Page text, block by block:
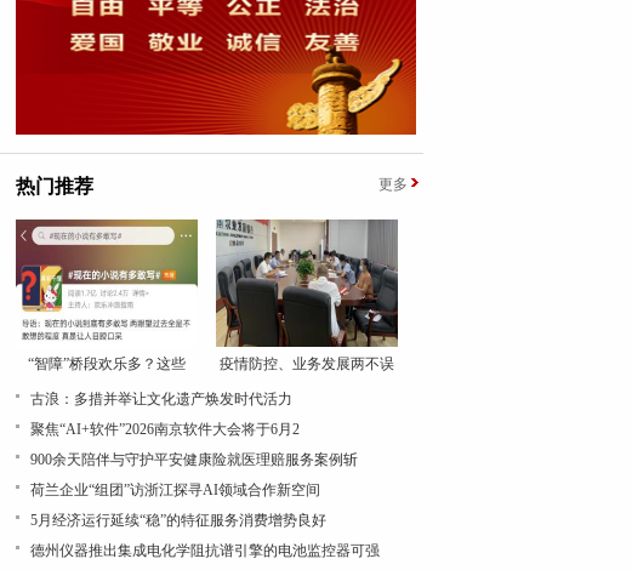
热门推荐 更多
“智障”桥段欢乐多？这些 疫情防控、业务发展两不误
古浪：多措并举让文化遗产焕发时代活力
聚焦“AI+软件”2026南京软件大会将于6月2
900余天陪伴与守护平安健康险就医理赔服务案例斩
荷兰企业“组团”访浙江探寻AI领域合作新空间
5月经济运行延续“稳”的特征服务消费增势良好
德州仪器推出集成电化学阻抗谱引擎的电池监控器可强